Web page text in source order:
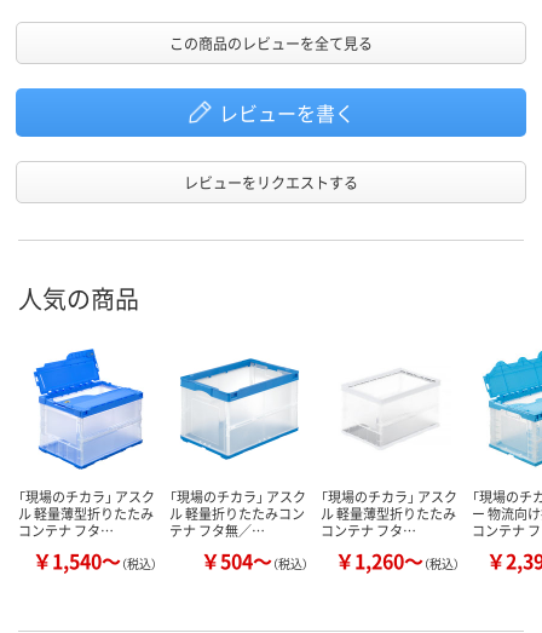
この商品のレビューを全て見る
レビューを書く
レビューをリクエストする
人気の商品
「現場のチカラ」 アスク
ル 軽量薄型折りたたみ
コンテナ フタ…
￥1,540～（税込）
「現場のチカラ」 アスク
ル 軽量折りたたみコン
テナ フタ無／…
￥504～（税込）
「現場のチカラ」 アスク
ル 軽量薄型折りたたみ
コンテナ フタ…
￥1,260～（税込）
「現場のチ
ー 物流向
コンテナ
￥